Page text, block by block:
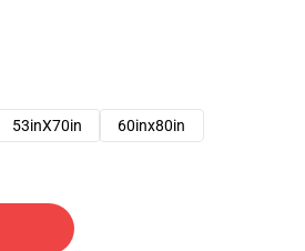
53inX70in 60inx80in